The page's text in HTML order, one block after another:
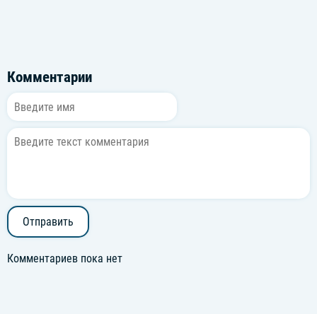
Комментарии
Отправить
Комментариев пока нет